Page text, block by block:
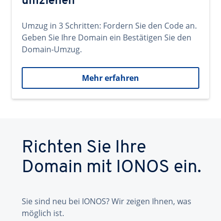
Umzug in 3 Schritten: Fordern Sie den Code an.
Geben Sie Ihre Domain ein Bestätigen Sie den
Domain-Umzug.
Mehr erfahren
Richten Sie Ihre
Domain mit IONOS ein.
Sie sind neu bei IONOS? Wir zeigen Ihnen, was
möglich ist.